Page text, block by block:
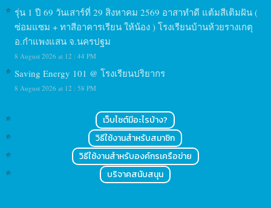
รุ่น 1 ปี 69 วันเสาร์ที่ 29 สิงหาคม 2569 อาสาทำดี แต้มสีเติมฝัน (
ซ่อมแซม + ทาสีอาคารเรียน ให้น้อง ) โรงเรียนบ้านห้วยรางเกตุ
อ.กำแพงแสน จ.นครปฐม
8 August 2026 at 12 : 44 PM
Saving Energy 101 @ โรงเรียนปริยากร
8 August 2026 at 12 : 58 PM
เว็บไซต์มีอะไรบ้าง?
วิธีใช้งานสำหรับสมาชิก
วิธีใช้งานสำหรับองค์กรเครือข่าย
บริจาคสนับสนุน